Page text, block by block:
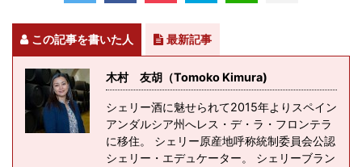
この記事を書いた人 最新記事
木村 友胡（Tomoko Kimura)
シェリー酒に魅せられて2015年よりスペイン
アンダルシア州へレス・デ・ラ・フロンテラ
に移住。 シェリー原産地呼称統制委員会公認
シェリー・エデュケーター。 シェリーブラン